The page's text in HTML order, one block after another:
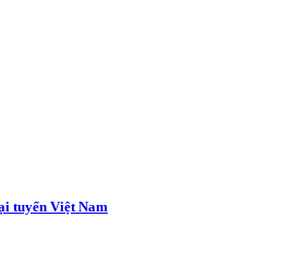
tuyển Việt Nam